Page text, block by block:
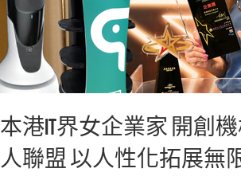
本港IT界女企業家 開創
人聯盟 以人性化拓展無